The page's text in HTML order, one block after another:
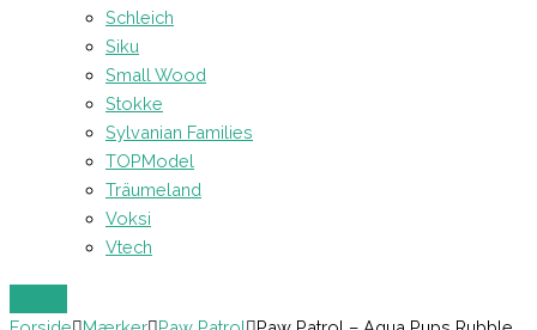
Schleich
Siku
Small Wood
Stokke
Sylvanian Families
TOPModel
Träumeland
Voksi
Vtech